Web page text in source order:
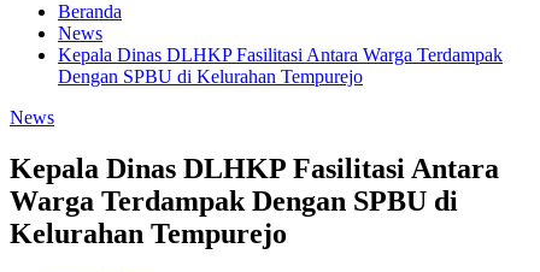
Beranda
News
Kepala Dinas DLHKP Fasilitasi Antara Warga Terdampak
Dengan SPBU di Kelurahan Tempurejo
News
Kepala Dinas DLHKP Fasilitasi Antara
Warga Terdampak Dengan SPBU di
Kelurahan Tempurejo